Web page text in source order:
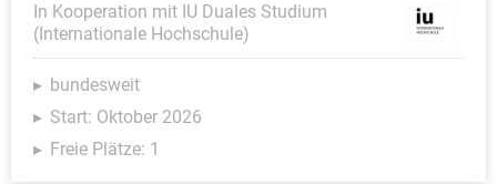
In Kooperation mit IU Duales Studium
(Internationale Hochschule)
bundesweit
Start: Oktober 2026
Freie Plätze: 1